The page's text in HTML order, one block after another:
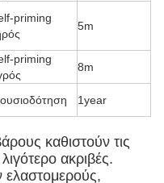
priming
5m
priming
8m
1year
καθιστούν τις
ακριβές.